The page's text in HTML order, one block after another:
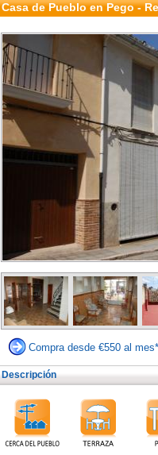
Casa de Pueblo en Pego -
Compra desde €550 al mes*
Descripción